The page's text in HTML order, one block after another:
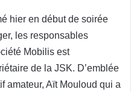
hier en début de soirée
les responsables
Mobilis est
de la JSK. D’emblée
amateur, Aït Mouloud qui a